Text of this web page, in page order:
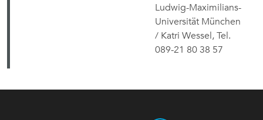
Ludwig-Maximilians-
Universität München
/ Katri Wessel, Tel.
089-21 80 38 57